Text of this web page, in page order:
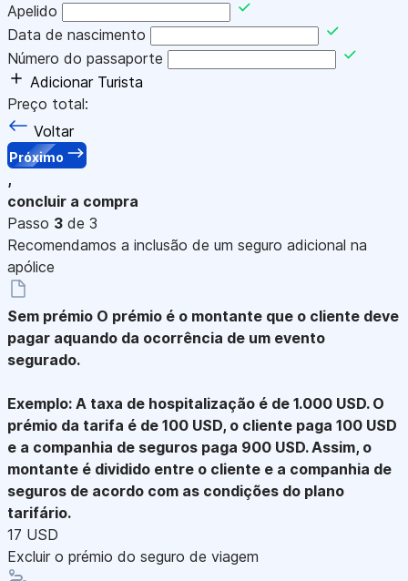
Apelido
Data de nascimento
Número do passaporte
Adicionar Turista
Preço total:
Voltar
Próximo
,
concluir a compra
Passo 3 de 3
Recomendamos a inclusão de um seguro adicional na
apólice
Sem prémio O prémio é o montante que o cliente deve
pagar aquando da ocorrência de um evento
segurado.
Exemplo: A taxa de hospitalização é de 1.000 USD. O
prémio da tarifa é de 100 USD, o cliente paga 100 USD
e a companhia de seguros paga 900 USD. Assim, o
montante é dividido entre o cliente e a companhia de
seguros de acordo com as condições do plano
tarifário.
17 USD
Excluir o prémio do seguro de viagem